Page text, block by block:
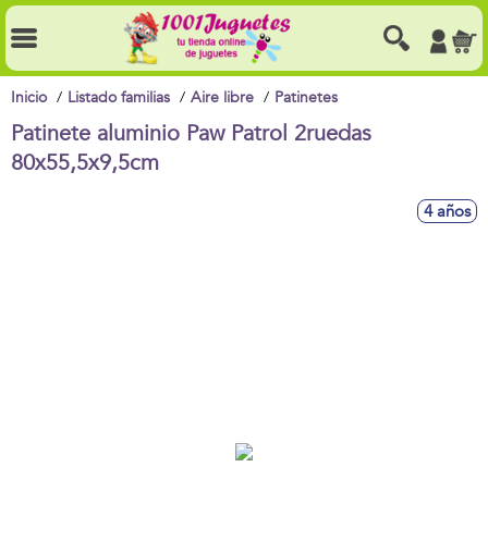
Inicio Listado familias Aire libre Patinetes
Patinete aluminio Paw Patrol 2ruedas
80x55,5x9,5cm
4 años